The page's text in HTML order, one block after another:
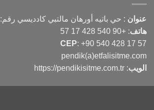
عنوان : حي باتيه أورهان مالتبي كادديسي رقم: 18/أ.
هاتف:
+90 540 428 17 57
CEP: +90 540 428 17 57
pendik(a)etfalisitme.com
الويب:
https://pendikisitme.com.tr